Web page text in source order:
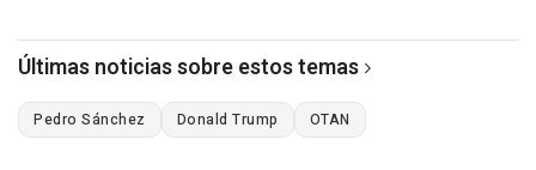
Últimas noticias sobre estos temas
Pedro Sánchez Donald Trump OTAN